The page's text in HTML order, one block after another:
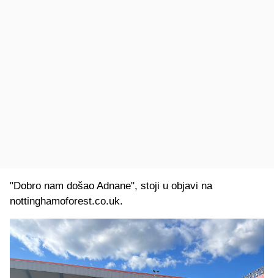
"Dobro nam došao Adnane", stoji u objavi na
nottinghamoforest.co.uk.